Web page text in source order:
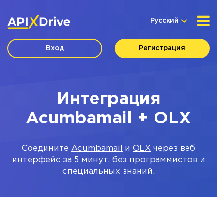
Русский
Вход Регистрация
Интеграция
Acumbamail + OLX
Соедините Acumbamail и OLX через веб
интерфейс за 5 минут, без программистов и
специальных знаний.